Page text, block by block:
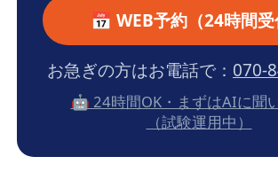
📅 WEB予約（24時間受
お急ぎの方はお電話で： 070-
🤖 24時間OK・まずはAIに聞
（試験運用中）